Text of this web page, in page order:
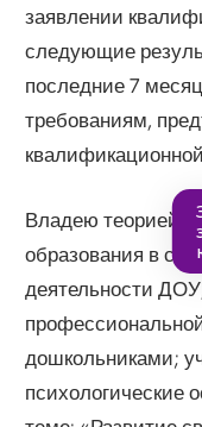
заявлении
следующие
последние 7
требованиям,
Владею теорией и
образования в
деятельности
дошкольниками;
психологические